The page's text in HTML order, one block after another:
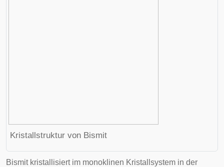
Kristallstruktur von Bismit
Bismit kristallisiert im monoklinen Kristallsystem in der